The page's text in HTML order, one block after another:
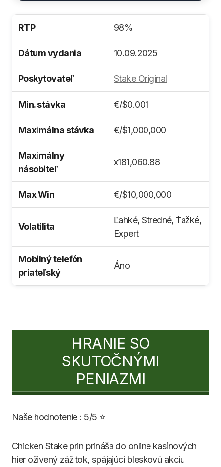
RTP 98%
Dátum vydania 10.09.2025
Poskytovateľ Stake Original
Min. stávka €/$0.001
Maximálna stávka €/$1,000,000
Maximálny
násobiteľ
x181,060.88
Max Win €/$10,000,000
Volatilita
Ľahké, Stredné, Ťažké,
Expert
Mobilný telefón
priateľský
Áno
HRANIE SO
SKUTOČNÝMI
PENIAZMI
Naše hodnotenie : 5/5 ⭐
Chicken Stake prin prináša do online kasínových
hier oživený zážitok, spájajúci bleskovú akciu